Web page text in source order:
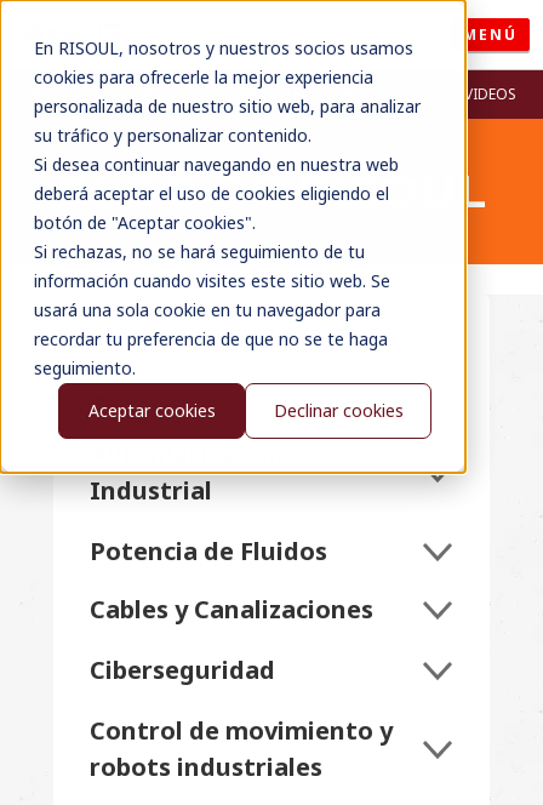
En RISOUL, nosotros y nuestros socios usamos
cookies para ofrecerle la mejor experiencia
personalizada de nuestro sitio web, para analizar
su tráfico y personalizar contenido.
Si desea continuar navegando en nuestra web
deberá aceptar el uso de cookies eligiendo el
botón de "Aceptar cookies".
Si rechazas, no se hará seguimiento de tu
información cuando visites este sitio web. Se
usará una sola cookie en tu navegador para
recordar tu preferencia de que no se te haga
seguimiento.
Aceptar cookies
Declinar cookies
MENÚ
RECURSOS WEBINARS VIDEOS
BLOG DE RISOUL
Categorías
Todos
Industrial
Potencia de Fluidos
Cables y Canalizaciones
Ciberseguridad
Control de movimiento y
robots industriales